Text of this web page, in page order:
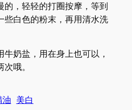
的，轻轻的打圈按摩，等到
些白色的粉末，再用清水洗
奶盐，用在身上也可以，
哦。
油 美白